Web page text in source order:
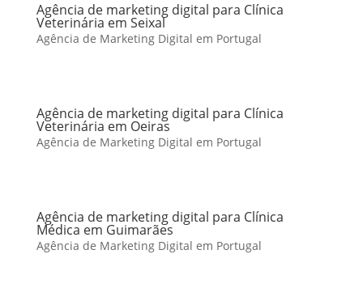
Agência de marketing digital para Clínica
Veterinária em Seixal
Agência de Marketing Digital em Portugal
Agência de marketing digital para Clínica
Veterinária em Oeiras
Agência de Marketing Digital em Portugal
Agência de marketing digital para Clínica
Médica em Guimarães
Agência de Marketing Digital em Portugal